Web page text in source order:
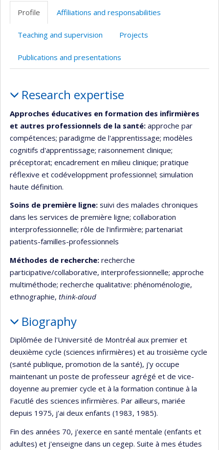
professionnelle
l’unité
recherche
Profile Affiliations and responsabilities
Teaching and supervision Projects
Publications and presentations
Research expertise
Approches éducatives en formation des infirmières
et autres professionnels de la santé: approche par
compétences; paradigme de l'apprentissage; modèles
cognitifs d'apprentissage; raisonnement clinique;
préceptorat; encadrement en milieu clinique; pratique
réflexive et codéveloppment professionnel; simulation
haute définition.
Soins de première ligne: suivi des malades chroniques
dans les services de première ligne; collaboration
interprofessionnelle; rôle de l'infirmière; partenariat
patients-familles-professionnels
Méthodes de recherche: recherche
participative/collaborative, interprofessionnelle; approche
multiméthode; recherche qualitative: phénoménologie,
ethnographie, think-aloud
Biography
Diplômée de l'Université de Montréal aux premier et
deuxième cycle (sciences infirmières) et au troisième cycle
(santé publique, promotion de la santé), j'y occupe
maintenant un poste de professeur agrégé et de vice-
doyenne au premier cycle et à la formation continue à la
Facutlé des sciences infirmières. Par ailleurs, mariée
depuis 1975, j'ai deux enfants (1983, 1985).
Fin des années 70, j'exerce en santé mentale (enfants et
adultes) et j'enseigne dans un cegep. Suite à mes études